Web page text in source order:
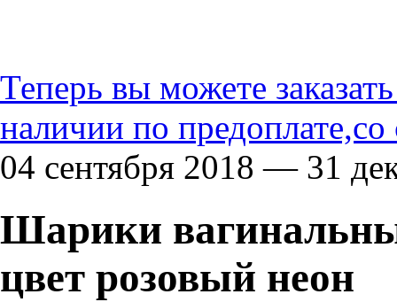
Теперь вы можете
наличии по предоплате,со
04 сентября 2018 — 31
Шарики
цвет розовый неон